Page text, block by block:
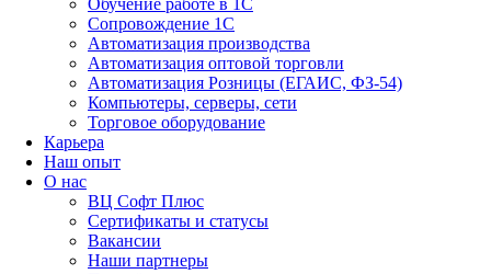
Обучение работе в 1С
Сопровождение 1С
Автоматизация производства
Автоматизация оптовой торговли
Автоматизация Розницы (ЕГАИС, ФЗ-54)
Компьютеры, серверы, сети
Торговое оборудование
Карьера
Наш опыт
О нас
ВЦ Софт Плюс
Сертификаты и статусы
Вакансии
Наши партнеры